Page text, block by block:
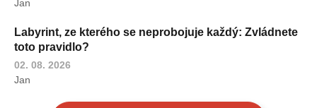
Jan
Labyrint, ze kterého se neprobojuje každý: Zvládnete
toto pravidlo?
02. 08. 2026
Jan